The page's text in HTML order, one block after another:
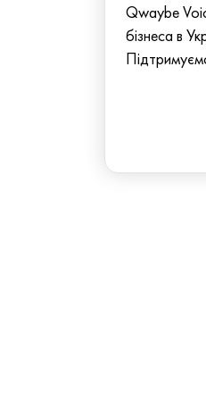
Qwaybe
бізнеса в